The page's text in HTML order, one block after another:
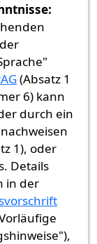
(Absatz 1
6) kann
durch ein
1), oder
Details
in der